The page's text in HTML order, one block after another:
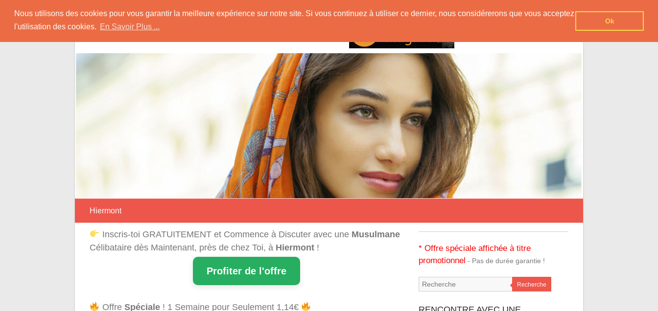
Nous utilisons des cookies pour vous garantir la meilleure expérience sur notre site. Si vous continuez à utiliser ce dernier, nous considérerons que vous acceptez
l'utilisation des cookies. En Savoir Plus ...
Ok
content
Rencontrer-Musulmane
Conseils et Informations pour la Rencontre d'une Musulmane
Hiermont
Inscris-toi GRATUITEMENT et Commence à Discuter avec une Musulmane
Célibataire dès Maintenant, près de chez Toi, à Hiermont !
Profiter de l'offre
Offre Spéciale! 1 Semaine pour Seulement 1,14€
* Offre spéciale affichée à titre
promotionnel - Pas de durée garantie !
Recherche